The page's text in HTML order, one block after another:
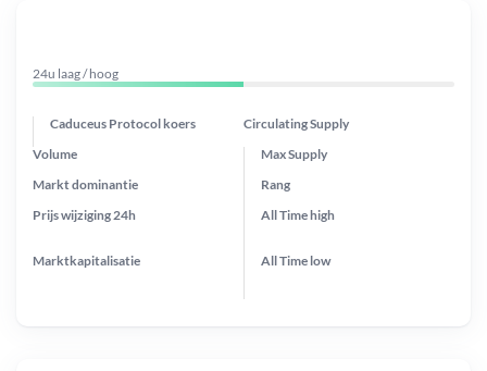
24u laag / hoog
Caduceus Protocol koers Circulating Supply
Prijs wijziging 24h
Max Supply
Markt dominantie
Marktkapitalisatie
Volume
Rang
All Timehigh
All Time low